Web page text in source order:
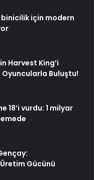
binicilik için modern
Harvest King’i
Buluştu!
18’i vurdu: 1 milyar
Üretim Gücünü